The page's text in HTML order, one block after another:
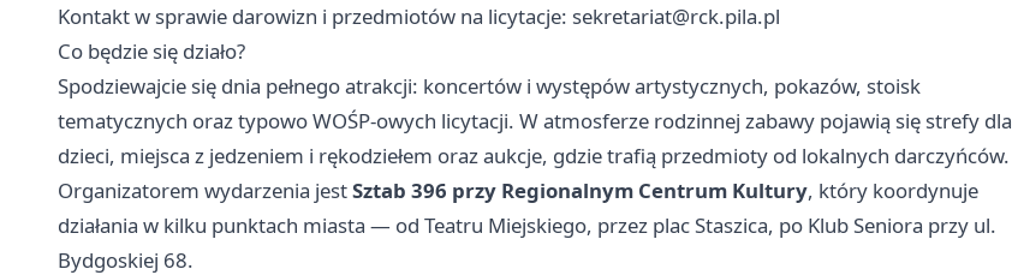
Kontakt w sprawie darowizn i przedmiotów na licytacje: sekretariat@rck.pila.pl
Co będzie się działo?
Spodziewajcie się dnia pełnego atrakcji: koncertów i występów artystycznych, pokazów, stoisk
tematycznych oraz typowo WOŚP-owych licytacji. W atmosferze rodzinnej zabawy pojawią się strefy dla
dzieci, miejsca z jedzeniem i rękodziełem oraz aukcje, gdzie trafią przedmioty od lokalnych darczyńców.
Organizatorem wydarzenia jestSztab 396 przy Regionalnym Centrum Kultury, który koordynuje
działania w kilku punktach miasta — od Teatru Miejskiego, przez plac Staszica, po Klub Seniora przy ul.
Bydgoskiej 68.